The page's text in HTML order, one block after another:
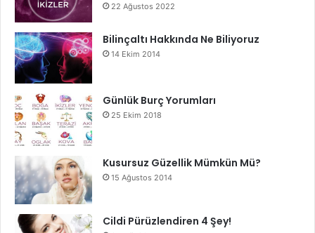
22 Ağustos 2022
Bilinçaltı Hakkında Ne Biliyoruz
14 Ekim 2014
Günlük Burç Yorumları
25 Ekim 2018
Kusursuz Güzellik Mümkün Mü?
15 Ağustos 2014
Cildi Pürüzlendiren 4 Şey!